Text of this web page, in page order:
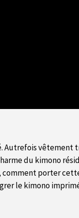
du kimono
porter
le kimono